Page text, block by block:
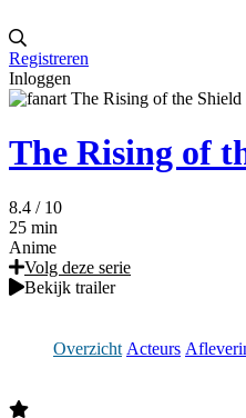
Registreren
Inloggen
The Rising of
8.4 / 10
25 min
Anime
Volg deze serie
Bekijk trailer
Overzicht Acteurs